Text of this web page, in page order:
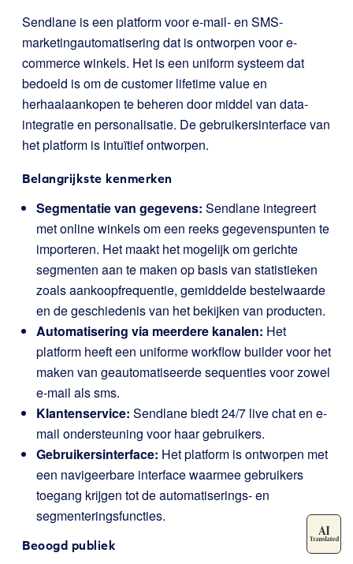
Sendlane is een platform voor e-mail- en SMS-
marketingautomatisering dat is ontworpen voor e-
commerce winkels. Het is een uniform systeem dat
bedoeld is om de customer lifetime value en
herhaalaankopen te beheren door middel van data-
integratie en personalisatie. De gebruikersinterface van
het platform is intuïtief ontworpen.
Belangrijkste kenmerken
Segmentatie van gegevens: Sendlane integreert
met online winkels om een reeks gegevenspunten te
importeren. Het maakt het mogelijk om gerichte
segmenten aan te maken op basis van statistieken
zoals aankoopfrequentie, gemiddelde bestelwaarde
en de geschiedenis van het bekijken van producten.
Automatisering via meerdere kanalen: Het
platform heeft een uniforme workflow builder voor het
maken van geautomatiseerde sequenties voor zowel
e-mail als sms.
Klantenservice: Sendlane biedt 24/7 live chat en e-
mail ondersteuning voor haar gebruikers.
Gebruikersinterface: Het platform is ontworpen met
een navigeerbare interface waarmee gebruikers
toegang krijgen tot de automatiserings- en
segmenteringsfuncties.
Beoogd publiek